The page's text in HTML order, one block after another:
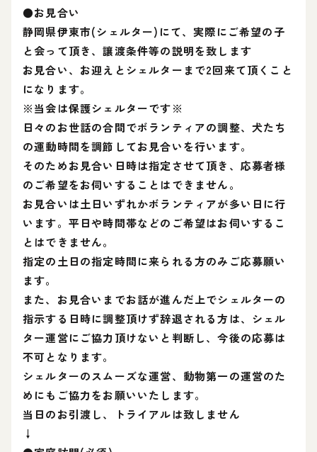
●お見合い
静岡県伊東市(シェルター)にて、実際にご希望の子
と会って頂き、讓渡条件等の説明を致します
お見合い、お迎えとシェルターまで2回来て頂くこと
になります。
※当会は保護シェルターです※
日々のお世話の合間でボランティアの調整、犬たち
の運動時間を調節してお見合いを行います。
そのためお見合い日時は指定させて頂き、応募者様
のご希望をお伺いすることはできません。
お見合いは土日いずれかボランティアが多い日に行
います。平日や時間帯などのご希望はお伺いするこ
とはできません。
指定の土日の指定時間に来られる方のみご応募願い
ます。
また、お見合いまでお話が進んだ上でシェルターの
指示する日時に調整頂けず辞退される方は、シェル
ター運営にご協力頂けないと判断し、今後の応募は
不可となります。
シェルターのスムーズな運営、動物第一の運営のた
めにもご協力をお願いいたします。
当日のお引渡し、トライアルは致しません
↓